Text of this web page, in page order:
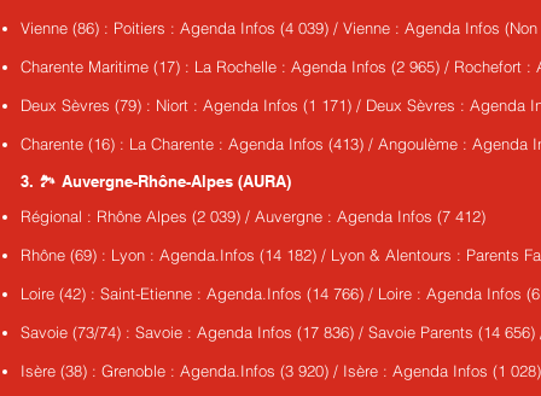
Vienne (86) : Poitiers : Agenda Infos (4 039) / Vienne : Agenda Infos
Charente Maritime (17) : La Rochelle : Agenda Infos (2 965) / Rochefort
Deux Sèvres (79) : Niort : Agenda Infos (1 171) / Deux Sèvres :
Charente (16) : La Charente : Agenda Infos (413) / Angoulème : Agenda
3. 🏞️ Auvergne-Rhône-Alpes (AURA)
Régional : Rhône Alpes (2 039) / Auvergne : Agenda Infos (7 412)
Rhône (69) : Lyon : Agenda.Infos (14 182) / Lyon & Alentours : Parents
Loire (42) : Saint-Etienne : Agenda.Infos (14 766) / Loire : Agenda Infos
Savoie (73/74) : Savoie : Agenda Infos (17 836) / Savoie Parents (14
Isère (38) : Grenoble : Agenda.Infos (3 920) / Isère : Agenda Infos (1